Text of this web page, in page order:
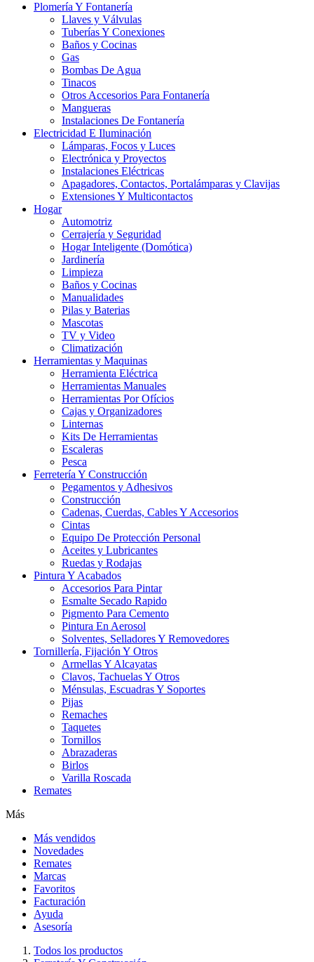
Plomería Y Fontanería
Llaves y Válvulas
Tuberías Y Conexiones
Baños y Cocinas
Gas
Bombas De Agua
Tinacos
Otros Accesorios Para Fontanería
Mangueras
Instalaciones De Fontanería
Electricidad E Iluminación
Lámparas, Focos y Luces
Electrónica y Proyectos
Instalaciones Eléctricas
Apagadores, Contactos, Portalámparas y Clavijas
Extensiones Y Multicontactos
Hogar
Automotriz
Cerrajería y Seguridad
Hogar Inteligente (Domótica)
Jardinería
Limpieza
Baños y Cocinas
Manualidades
Pilas y Baterias
Mascotas
TV y Video
Climatización
Herramientas y Maquinas
Herramienta Eléctrica
Herramientas Manuales
Herramientas Por Ofícios
Cajas y Organizadores
Linternas
Kits De Herramientas
Escaleras
Pesca
Ferretería Y Construcción
Pegamentos y Adhesivos
Construcción
Cadenas, Cuerdas, Cables Y Accesorios
Cintas
Equipo De Protección Personal
Aceites y Lubricantes
Ruedas y Rodajas
Pintura Y Acabados
Accesorios Para Pintar
Esmalte Secado Rapido
Pigmento Para Cemento
Pintura En Aerosol
Solventes, Selladores Y Removedores
Tornillería, Fijación Y Otros
Armellas Y Alcayatas
Clavos, Tachuelas Y Otros
Ménsulas, Escuadras Y Soportes
Pijas
Remaches
Taquetes
Tornillos
Abrazaderas
Birlos
Varilla Roscada
Remates
Más
Más vendidos
Novedades
Remates
Marcas
Favoritos
Facturación
Ayuda
Asesoría
Todos los productos